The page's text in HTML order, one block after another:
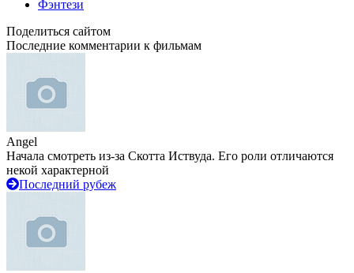
Фэнтези
Поделиться сайтом
Последние комментарии к фильмам
Angel
Начала смотреть из-за Скотта Иствуда. Его роли отличаются
некой характерной
Последний рубеж